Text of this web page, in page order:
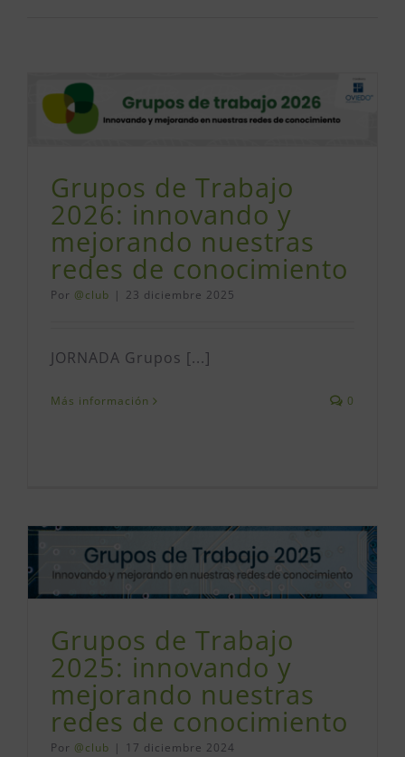
Grupos de Trabajo
2026: innovando y
mejorando nuestras
redes de conocimiento
Por @club | 23 diciembre 2025
JORNADA Grupos [...]
Más información 0
Grupos de Trabajo
2025: innovando y
mejorando nuestras
redes de conocimiento
Por @club | 17 diciembre 2024